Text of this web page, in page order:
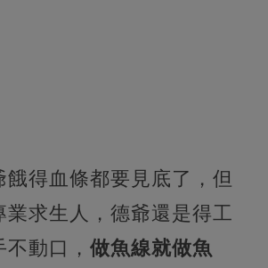
餓得血條都要見底了，但
業求生人，德爺還是得工
動口， 做魚線就做魚